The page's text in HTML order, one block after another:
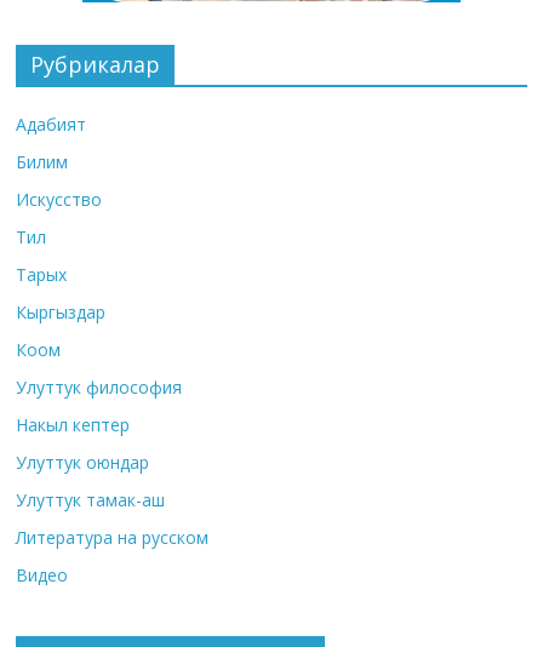
Рубрикалар
Адабият
Билим
Искусство
Тил
Тарых
Кыргыздар
Коом
Улуттук философия
Накыл кептер
Улуттук оюндар
Улуттук тамак-аш
Литература на русском
Видео